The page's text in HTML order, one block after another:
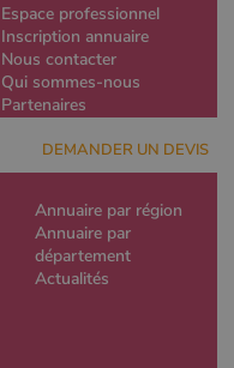
Espace professionnel
Inscription annuaire
Nous contacter
Qui sommes-nous
Partenaires
DEMANDER UN DEVIS
Annuaire par région
Annuaire par
département
Actualités